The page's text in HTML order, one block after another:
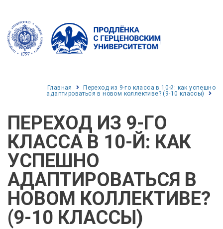
Главная
Переход из 9-го класса в 10-й: как успешно
адаптироваться в новом коллективе? (9-10 классы)
ПЕРЕХОД ИЗ 9-ГО
КЛАССА В 10-Й: КАК
УСПЕШНО
АДАПТИРОВАТЬСЯ В
НОВОМ КОЛЛЕКТИВЕ?
(9-10 КЛАССЫ)